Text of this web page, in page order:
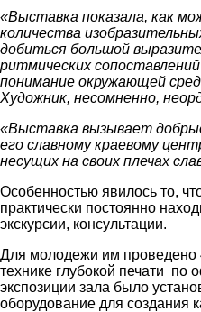
«Выставка показала, как
количества
добиться большой
ритмических
понимание окружающей
Художник, несомненно,
«Выставка вызывает
его славному краевому
несущих на своих плечах
Особенностью явилось то,
практически постоянно
экскурсии, консультации.
Для молодежи им проведено
технике глубокой печати по
экспозиции зала было
оборудование для создания